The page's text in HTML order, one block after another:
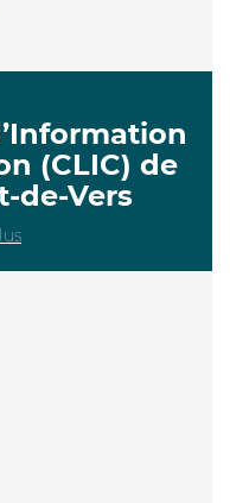
(CLIC) de
de-Vers